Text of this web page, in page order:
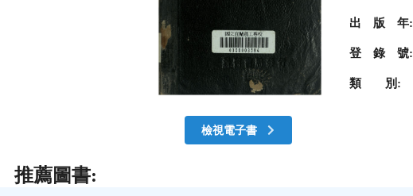
檢視電子書
出 版 年:
登 錄 號:
類 別:
推薦圖書: